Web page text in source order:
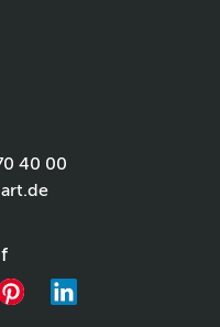
40 00
LinkedIn